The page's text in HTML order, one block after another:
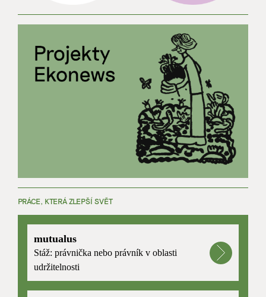
PRÁCE, KTERÁ ZLEPŠÍ SVĚT
mutualus
Stáž: právnička nebo právník v oblasti
udržitelnosti